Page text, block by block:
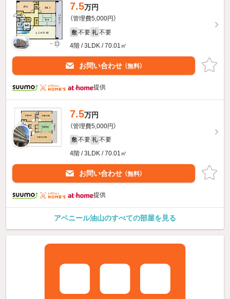
7.5万円
（管理費5,000円）
敷 不要 礼 不要
4階 / 3LDK / 70.01㎡
お問い合わせ （無料）
提供
7.5万円
（管理費5,000円）
敷 不要 礼 不要
4階 / 3LDK / 70.01㎡
お問い合わせ （無料）
提供
アベニール油山のすべての部屋を見る